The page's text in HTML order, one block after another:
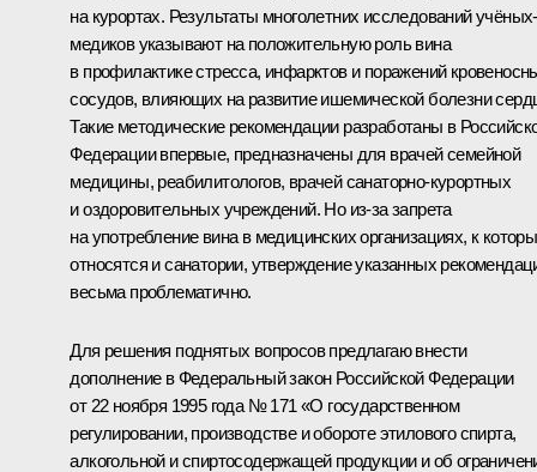
на курортах. Результаты многолетних исследований учёных-
медиков указывают на положительную роль вина
в профилактике стресса, инфарктов и поражений
сосудов, влияющих на развитие ишемической болезни
Такие методические рекомендации разработаны в
Федерации впервые, предназначены для врачей семейной
медицины, реабилитологов, врачей санаторно-курортных
и оздоровительных учреждений. Но из‑за запрета
на употребление вина в медицинских организациях, к
относятся и санатории, утверждение указанных
весьма проблематично.
Для решения поднятых вопросов предлагаю внести
дополнение в Федеральный закон Российской Федерации
от 22 ноября 1995 года № 171 «О государственном
регулировании, производстве и обороте этилового спирта,
алкогольной и спиртосодержащей продукции и об